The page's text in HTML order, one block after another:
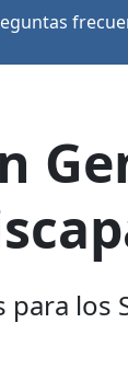
los